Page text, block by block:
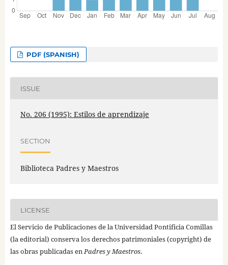
PDF (SPANISH)
ISSUE
No. 206 (1995): Estilos de aprendizaje
SECTION
Biblioteca Padres y Maestros
LICENSE
El Servicio de Publicaciones de la Universidad Pontificia Comillas
(la editorial) conserva los derechos patrimoniales (copyright) de
las obras publicadas enPadres y Maestros.